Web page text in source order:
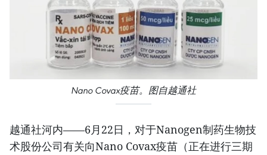
Nano Covax疫苗。图自越通社
越通社河内——6月22日，对于Nanogen制药生物技
术股份公司有关向Nano Covax疫苗（正在进行三期